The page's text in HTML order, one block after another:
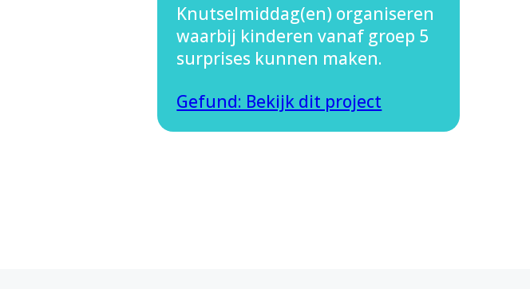
Knutselmiddag(en) organiseren
waarbij kinderen vanaf groep 5
surprises kunnen maken.
Gefund: Bekijk dit project